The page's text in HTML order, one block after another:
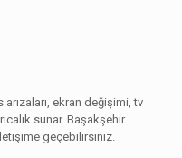
ekran değişimi, tv
sunar. Başakşehir
geçebilirsiniz.